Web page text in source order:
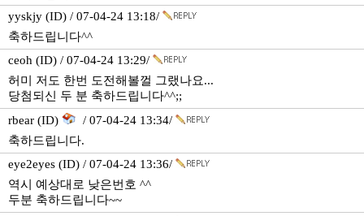
yyskjy (ID) / 07-04-24 13:18/
축하드립니다^^
ceoh (ID) / 07-04-24 13:29/
허미 저도 한번 도전해볼껄 그랬나요...
당첨되신 두 분 축하드립니다^^;;
rbear (ID)
/ 07-04-24 13:34/
축하드립니다.
eye2eyes (ID) / 07-04-24 13:36/
역시 예상대로 낮은번호 ^^
두분 축하드립니다~~